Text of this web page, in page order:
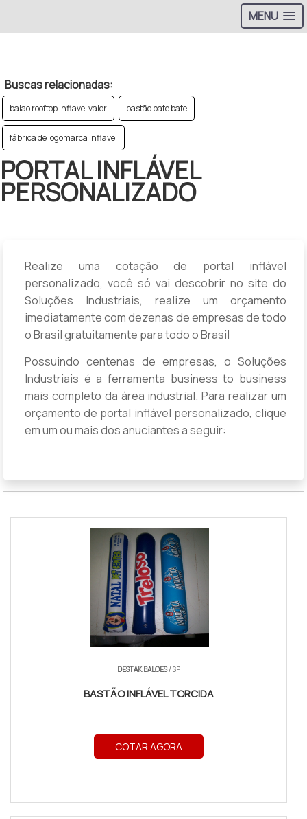
MENU
Buscas relacionadas:
balao rooftop inflavel valor bastão bate bate
fábrica de logomarca inflavel
PORTAL INFLÁVEL
PERSONALIZADO
Realize uma cotação de portal inflável
personalizado, você só vai descobrir no site do
Soluções Industriais, realize um orçamento
imediatamente com dezenas de empresas de todo
o Brasil gratuitamente para todo o Brasil
Possuindo centenas de empresas, o Soluções
Industriais é a ferramenta business to business
mais completo da área industrial. Para realizar um
orçamento de portal inflável personalizado, clique
em um ou mais dos anuciantes a seguir:
DESTAK BALOES/ SP
BASTÃO INFLÁVEL TORCIDA
COTAR AGORA